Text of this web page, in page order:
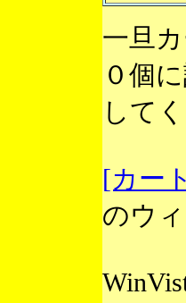
一旦
０個
して
[カー
のウ